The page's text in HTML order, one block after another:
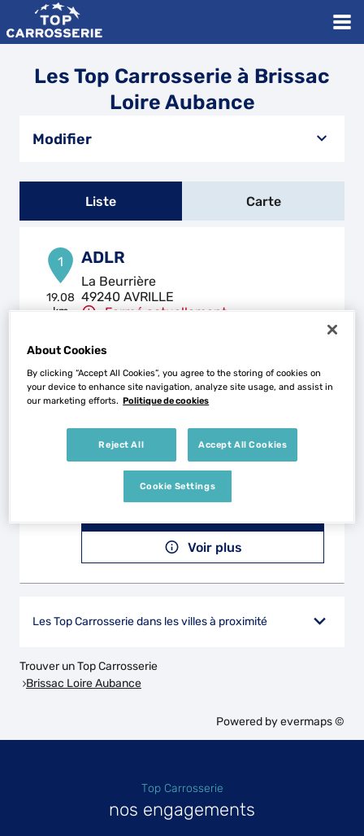
Les Top Carrosserie à Brissac
Loire Aubance
Modifier
Liste Carte
1
19.08
km
ADLR
La Beurrière
49240 AVRILLE
Fermé actuellement
Voir plus
GARAGE MORREVE
19 Rue de la Mairie de St Lezin
49120 CHEMILLE-EN-ANJOU
Fermé actuellement
Voir plus
Les Top Carrosserie dans les villes à proximité
Trouver un Top Carrosserie
Brissac Loire Aubance
Powered byevermaps ©
Top Carrosserie
nos engagements
About Cookies
By clicking “Accept All Cookies”, you agree to the storing of cookies on
your device to enhance site navigation, analyze site usage, and assist in
our marketing efforts. Politique de cookies
Reject All Accept All Cookies
Cookie Settings